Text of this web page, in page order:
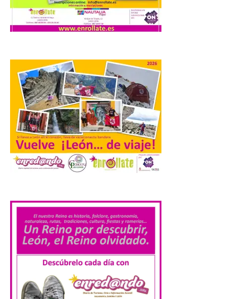
Los materiales ya pueden
León e incluyen, además
del programa del evento, una guía
práctica con recomendaciones
elaboradas por especialistas para
observar el eclipse con seguridad León, 7
de agosto de 2026. La programación […]
Laciana comienza su
programación para
disfrutar el eclipse total
Durante los días 1 y 2 de
agosto, tanto el público
infantil como el adulto
pudo disfrutar de un
planetario que se instaló
de mañana dedicados preferentemente al
público infantil y, el resto del […]